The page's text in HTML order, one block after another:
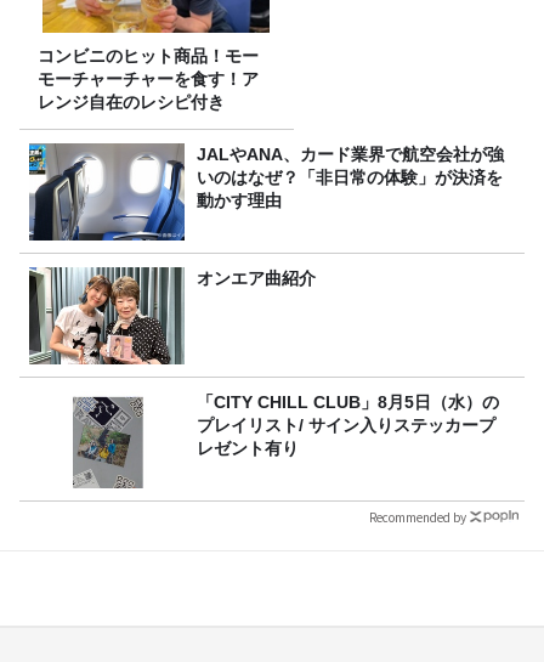
コンビニのヒット商品！モー
モーチャーチャーを食す！ア
レンジ自在のレシピ付き
JALやANA、カード業界で航空会社が強
いのはなぜ？「非日常の体験」が決済を
動かす理由
オンエア曲紹介
「CITY CHILL CLUB」8月5日（水）の
プレイリスト/ サイン入りステッカープ
レゼント有り
Recommended by